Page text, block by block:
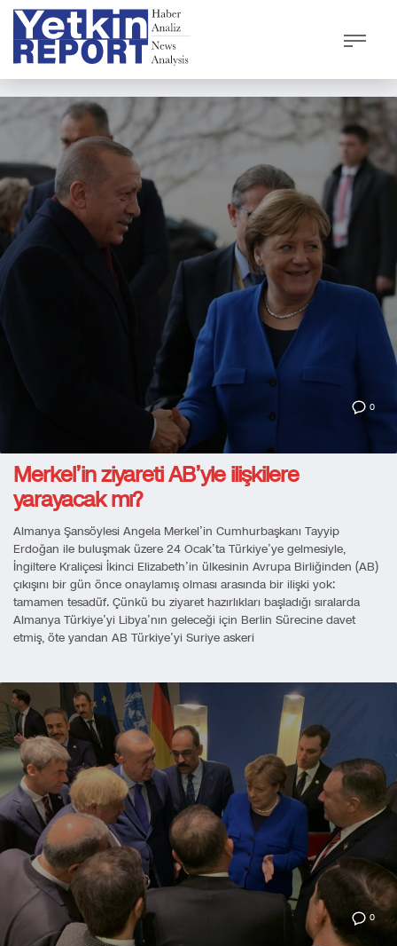
0
Merkel’in ziyareti AB’yle ilişkilere
yarayacak mı?
Almanya Şansöylesi Angela Merkel’in Cumhurbaşkanı Tayyip
Erdoğan ile buluşmak üzere 24 Ocak’ta Türkiye’ye gelmesiyle,
İngiltere Kraliçesi İkinci Elizabeth’in ülkesinin Avrupa Birliğinden (AB)
çıkışını bir gün önce onaylamış olması arasında bir ilişki yok:
tamamen tesadüf. Çünkü bu ziyaret hazırlıkları başladığı sıralarda
Almanya Türkiye’yi Libya’nın geleceği için Berlin Sürecine davet
etmiş, öte yandan AB Türkiye’yi Suriye askeri
0